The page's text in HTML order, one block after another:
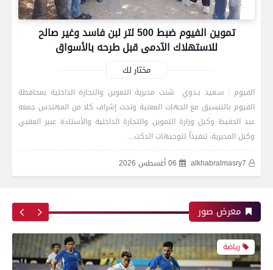
تموين الفيوم ضبط 500 لتر لبن فاسد وغير صالح
للاستهلاك الآدمى قبل طرحه بالأسواق
مختار لك
الفيوم : سـعيد بـدوي شنت مديرية التموين والتجارة الداخلية بمحافظة
الفيوم بالتنسيق مع الجهات المعنية وتحت إشراف كلا من المهندس جمعه
عبد الحفيظ وكيل وزارة التموين والتجارة الداخلية والأستاذة عبير العقبي
وكيل المديرية، تنفيذاً لتوجيهات الدكت…
alkhabralmasry7
06 أغسطس 2026
معرض صور
بعدسة الخبر المصري| شاهد أبرز لقطات مباراة زد و
بيراميدز فى نهائى كأس مصر
رياضة
بعدسة الخبر المصري| شاهد أبرز لقطات مباراة
الأهلي و إنبي فى الدورى
رياضة